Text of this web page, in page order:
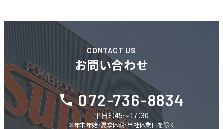
CONTACT US
お問い合わせ
072-736-8834
平日8：45～17：30
※年末年始・夏季休暇・当社休業日を除く